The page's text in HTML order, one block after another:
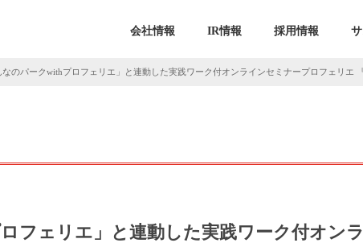
会社情報 IR情報 採用情報
なのパークwithプロフェリエ」と連動した実践ワーク付オンラインセミナープロフェリエ
フェリエ」と連動した実践ワーク付オン